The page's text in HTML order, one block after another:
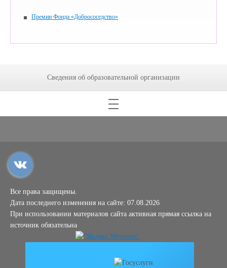
Премии Фонда «Добрососедство»
Сведения об образовательной организации
Все права защищены.
Дата последнего изменения на сайте: 07.08.2026
При использовании материалов сайта активная прямая ссылка на
источник обязательна